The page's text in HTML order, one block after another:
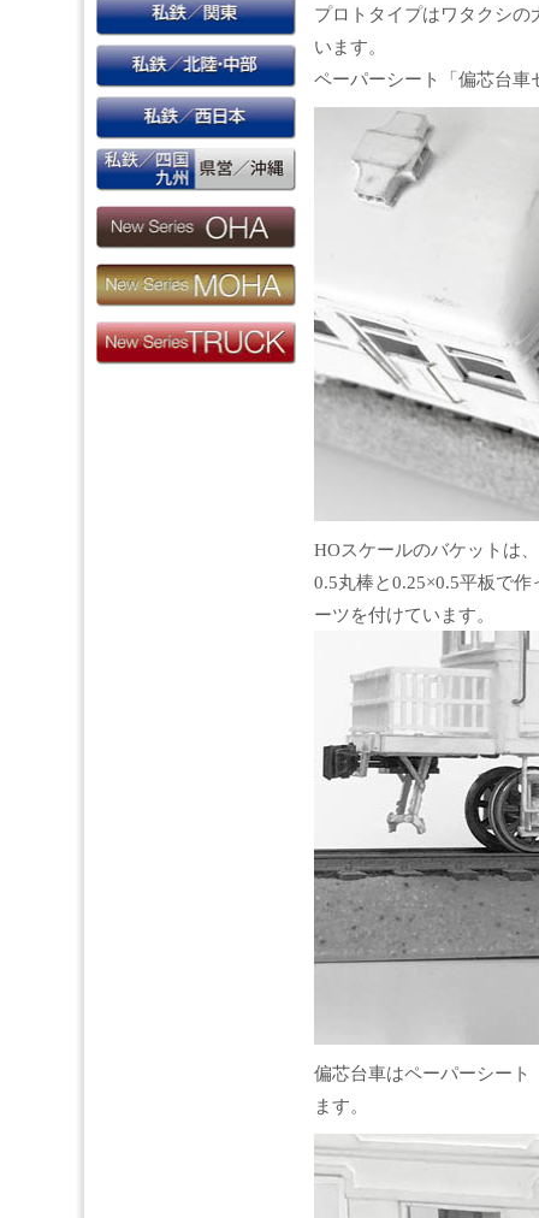
プロトタイプはワタクシ
います。
ペーパーシート「偏芯台車
HOスケールのバケットは
0.5丸棒と0.25×0.5平板で
ーツを付けています。
偏芯台車はペーパーシート
ます。